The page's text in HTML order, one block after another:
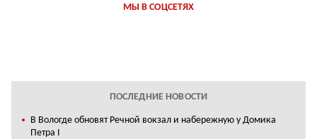
МЫ В СОЦСЕТЯХ
ПОСЛЕДНИЕ НОВОСТИ
В Вологде обновят Речной вокзал и набережную у Домика
Петра I